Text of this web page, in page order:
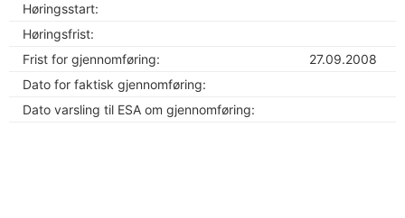
Høringsstart:
Høringsfrist:
Frist for gjennomføring:
27.09.2008
Dato for faktisk gjennomføring:
Dato varsling til ESA om gjennomføring: